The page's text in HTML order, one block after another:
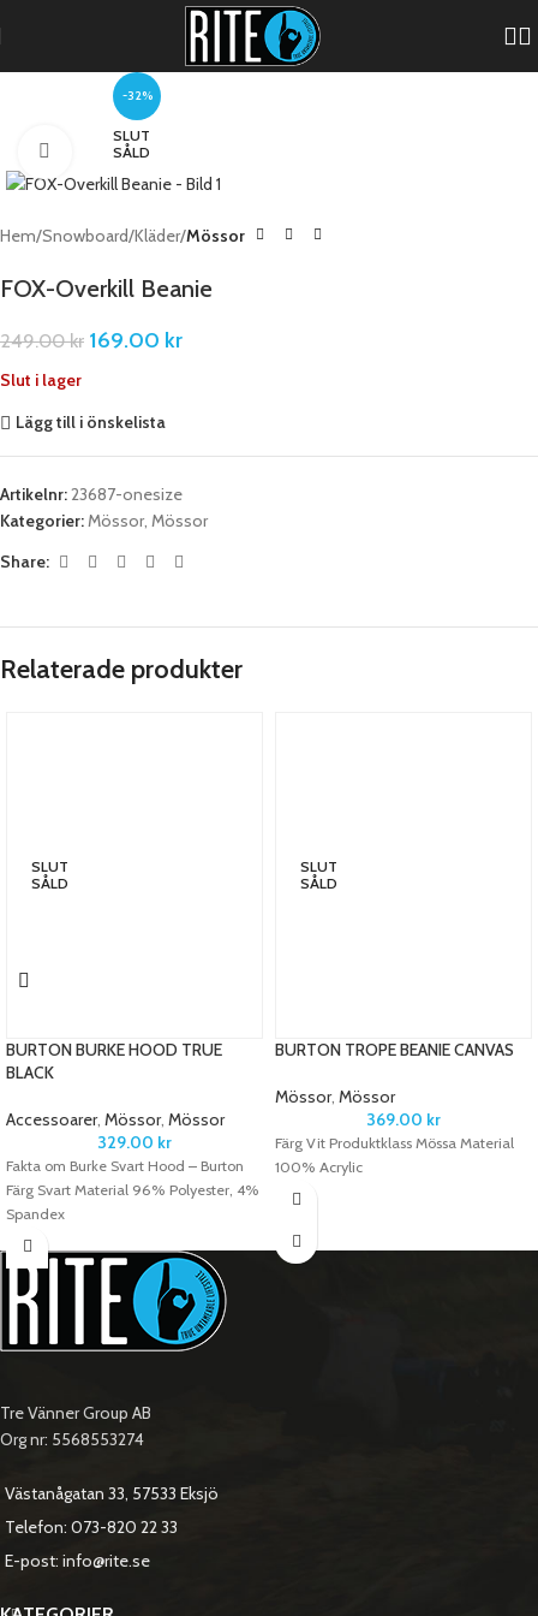
-32%
SLUT
SÅLD
Förstora
Hem Snowboard Kläder Mössor
FOX-Overkill Beanie
249.00kr 169.00 kr
Slut i lager
Lägg till i önskelista
Artikelnr:23687-onesize
Kategorier: Mössor, Mössor
Share:
Relaterade produkter
SLUT
SÅLD
BURTON BURKE HOOD TRUE
BLACK
Accessoarer, Mössor, Mössor
329.00 kr
Fakta om Burke Svart Hood – Burton
Färg Svart Material 96% Polyester, 4%
Spandex
SLUT
SÅLD
BURTON TROPE BEANIE CANVAS
Mössor, Mössor
369.00 kr
Färg Vit Produktklass Mössa Material
100% Acrylic
Tre Vänner Group AB
Org nr: 5568553274
Västanågatan 33, 57533 Eksjö
Telefon: 073-820 22 33
E-post: info@rite.se